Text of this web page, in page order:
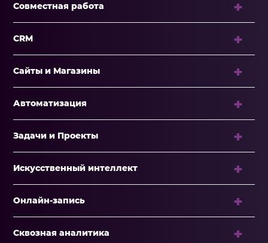
Совместная работа
CRM
Сайты и Магазины
Автоматизация
Задачи и Проекты
Искусственный интеллект
Онлайн-запись
Сквозная аналитика